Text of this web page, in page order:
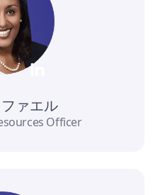
ァエル
Officer